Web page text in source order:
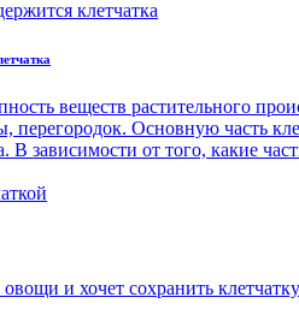
веществ растительного
перегородок. Основную часть
В зависимости от того, какие
и хочет сохранить